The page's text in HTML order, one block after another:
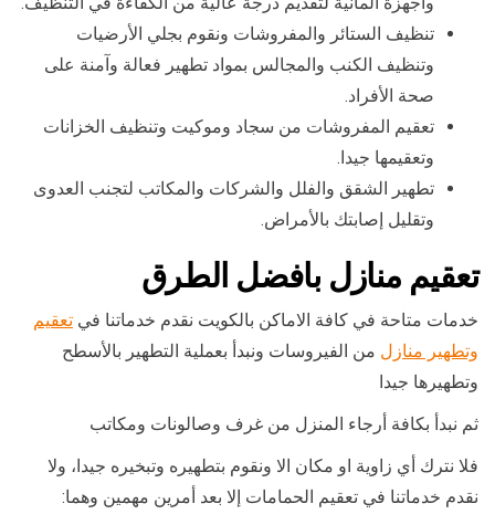
تنظيف الستائر والمفروشات ونقوم بجلي الأرضيات
وتنظيف الكنب والمجالس بمواد تطهير فعالة وآمنة على
صحة الأفراد.
تعقيم المفروشات من سجاد وموكيت وتنظيف الخزانات
وتعقيمها جيدا.
تطهير الشقق والفلل والشركات والمكاتب لتجنب العدوى
وتقليل إصابتك بالأمراض.
تعقيم منازل بافضل الطرق
خدمات متاحة في كافة الاماكن بالكويت نقدم خدماتنا في تعقيم
وتطهير منازل من الفيروسات ونبدأ بعملية التطهير بالأسطح
وتطهيرها جيدا
ثم نبدأ بكافة أرجاء المنزل من غرف وصالونات ومكاتب
فلا نترك أي زاوية او مكان الا ونقوم بتطهيره وتبخيره جيدا، ولا
نقدم خدماتنا في تعقيم الحمامات إلا بعد أمرين مهمين وهما: